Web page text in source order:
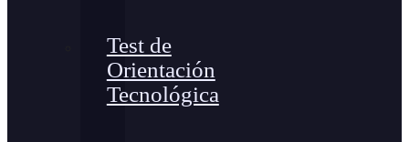
Test de
Orientación
Tecnológica